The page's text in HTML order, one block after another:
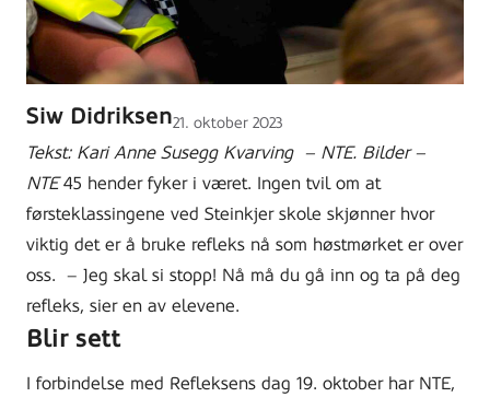
Siw DidriksenLagt
ut
21. oktober 2023
Tekst: Kari Anne Susegg Kvarving – NTE. Bilder –
NTE45 hender fyker i været. Ingen tvil om at
førsteklassingene ved Steinkjer skole skjønner hvor
viktig det er å bruke refleks nå som høstmørket er over
oss. – Jeg skal si stopp! Nå må du gå inn og ta på deg
refleks, sier en av elevene.
Blir sett
I forbindelse med Refleksens dag 19. oktober har NTE,